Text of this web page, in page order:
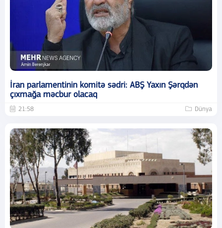
İran parlamentinin komitə sədri: ABŞ Yaxın Şərqdən
çıxmağa məcbur olacaq
21:58 Dünya